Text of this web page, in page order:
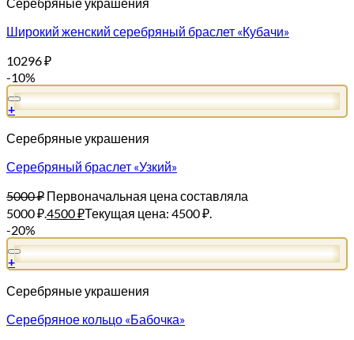
Широкий женский серебряный браслет «Кубачи»
10296₽
-10%
+
Серебряные украшения
Серебряный браслет «Узкий»
5000₽ Первоначальная цена составляла
5000 ₽.4500₽Текущая цена: 4500 ₽.
-20%
+
Серебряные украшения
Серебряное кольцо «Бабочка»